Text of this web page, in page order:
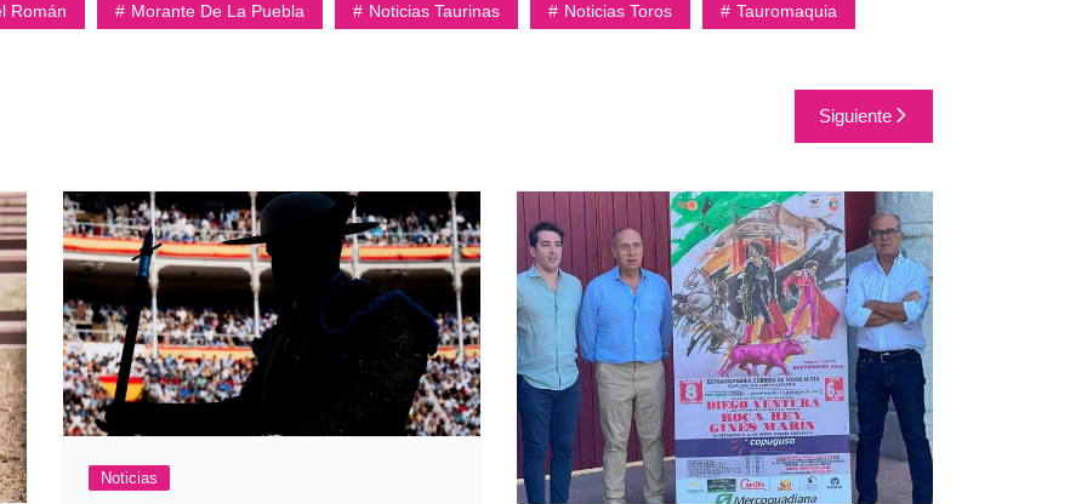
Román Morante De La Puebla Noticias Taurinas Noticias Toros Tauromaquia
Siguiente
Noticias